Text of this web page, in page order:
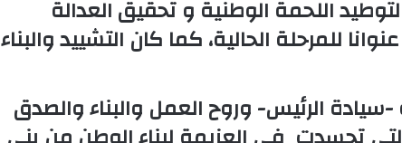
اللحمة الوطنية و تحقيق العدالة
للمرحلة الحالية، كما كان التشييد والبناء
الرئيس- وروح العمل والبناء والصدق